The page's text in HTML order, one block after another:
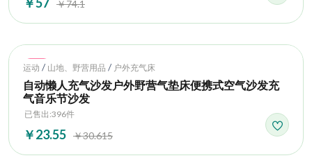
￥74.1
Hot
运动 / 山地、野营用品 / 户外充气床
自动懒人充气沙发户外野营气垫床便携式空气沙发充
气音乐节沙发
已售出:396件
￥23.55 ￥30.615